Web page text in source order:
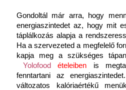
Gondoltál már arra, hogy
energiaszintedet az, hogy mit
táplálkozás alapja a
Ha a szervezeted a megfelelő
kapja meg a szükséges
Yolofood
ételeiben is
fenntartani az
változatos kalóriaértékű